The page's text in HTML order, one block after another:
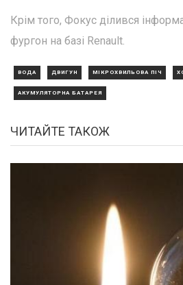
Крім того, Фокус ділився
фургон на базі Renault.
ВОДА ДВИГУН МІКРОХВИЛЬОВА ПІЧ
АКУМУЛЯТОРНА БАТАРЕЯ
ЧИТАЙТЕ ТАКОЖ